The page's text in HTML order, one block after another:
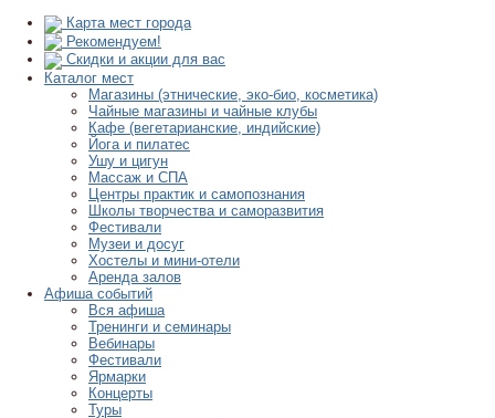
Карта мест города
Рекомендуем!
Скидки и акции для вас
Каталог мест
Магазины (этнические, эко-био, косметика)
Чайные магазины и чайные клубы
Кафе (вегетарианские, индийские)
Йога и пилатес
Ушу и цигун
Массаж и СПА
Центры практик и самопознания
Школы творчества и саморазвития
Фестивали
Музеи и досуг
Хостелы и мини-отели
Аренда залов
Афиша событий
Вся афиша
Тренинги и семинары
Вебинары
Фестивали
Ярмарки
Концерты
Туры